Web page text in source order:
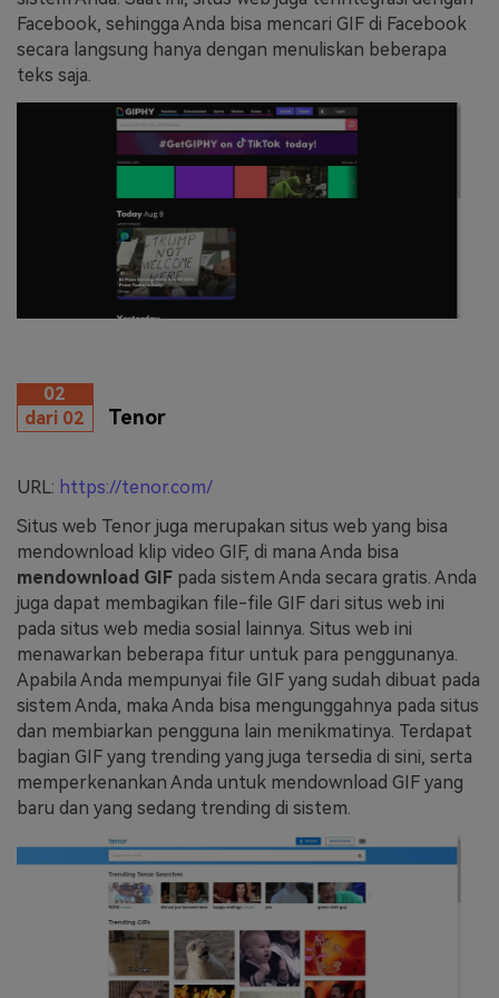
Facebook, sehingga Anda bisa mencari GIF di Facebook
secara langsung hanya dengan menuliskan beberapa
teks saja.
02
dari 02
Tenor
URL: https://tenor.com/
Situs web Tenor juga merupakan situs web yang bisa
mendownload klip video GIF, di mana Anda bisa
mendownload GIF pada sistem Anda secara gratis. Anda
juga dapat membagikan file-file GIF dari situs web ini
pada situs web media sosial lainnya. Situs web ini
menawarkan beberapa fitur untuk para penggunanya.
Apabila Anda mempunyai file GIF yang sudah dibuat pada
sistem Anda, maka Anda bisa mengunggahnya pada situs
dan membiarkan pengguna lain menikmatinya. Terdapat
bagian GIF yang trending yang juga tersedia di sini, serta
memperkenankan Anda untuk mendownload GIF yang
baru dan yang sedang trending di sistem.